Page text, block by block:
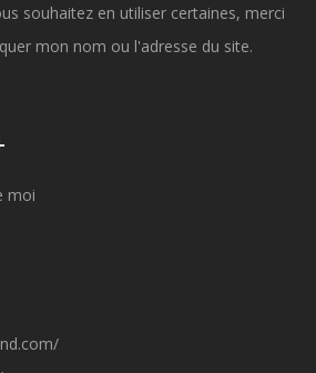
souhaitez en utiliser certaines, merci
mon nom ou l'adresse du site.
moi